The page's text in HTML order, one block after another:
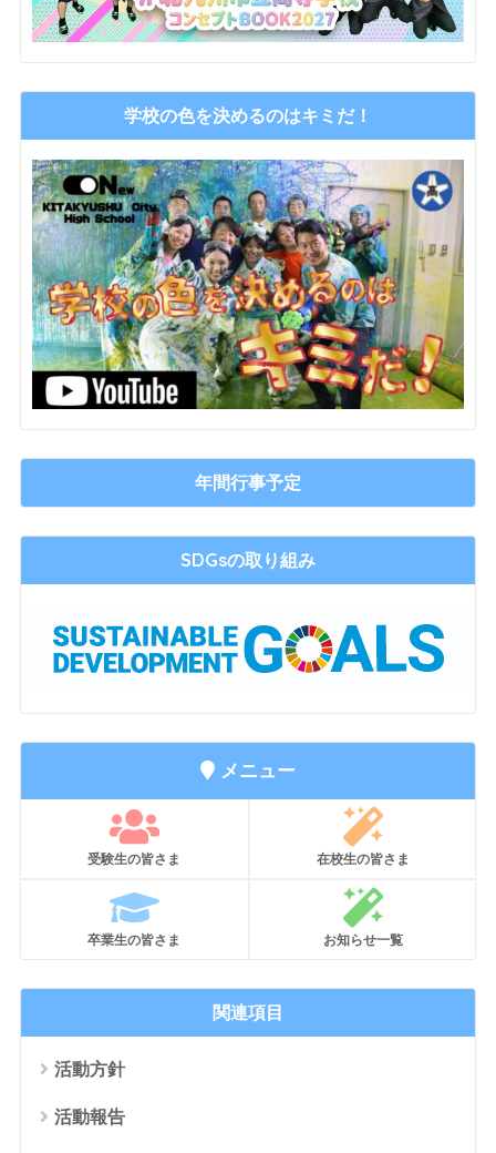
学校の色を決めるのはキミだ！
年間行事予定
SDGsの取り組み
メニュー
受験生の皆さま 在校生の皆さま
卒業生の皆さま お知らせ一覧
関連項目
活動方針
活動報告